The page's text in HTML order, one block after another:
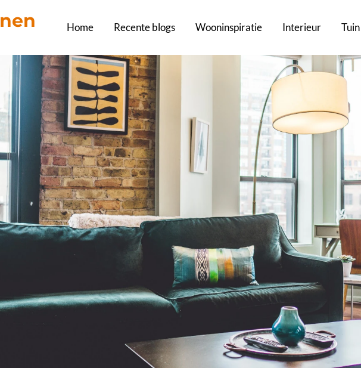
Home Recente blogs Wooninspiratie Interieur Tuin